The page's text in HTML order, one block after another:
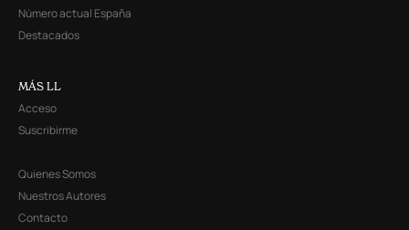
Número actual España
Destacados
MÁS LL
Acceso
Suscribirme
Quienes Somos
Nuestros Autores
Contacto